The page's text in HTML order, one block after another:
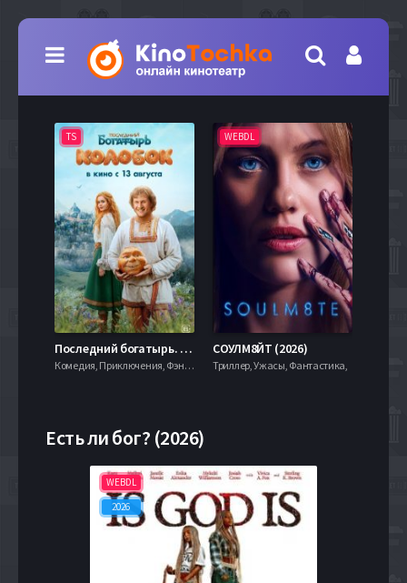
TS
Последний богатырь. Колобок (2026)
Комедия, Приключения, Фэнтези,
WEBDL
СОУЛМ8ЙТ (2026)
Триллер, Ужасы, Фантастика,
Есть ли бог? (2026)
WEBDL
2026